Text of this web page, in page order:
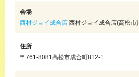
会場
西村ジョイ成合店 西村ジョイ成合店(高松市)
住所
〒761-8081高松市成合町812-1